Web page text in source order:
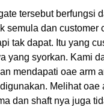
tersebut berfungsi
semula dan customer
tak dapat. Itu yang
yang syorkan. Kami
mendapati oae arm
Melihat oae
dan shaft nya juga